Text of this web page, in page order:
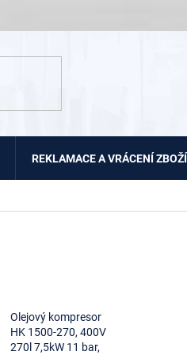
REKLAMACE A VRÁCENÍ ZBOŽÍ
Olejový kompresor
HK 1500-270, 400V
270l 7,5kW 11 bar,